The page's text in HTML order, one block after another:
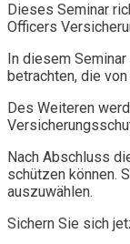
Dieses Seminar
Officers
In diesem
betrachten, die
Des Weiteren
Nach Abschluss
schützen können.
auszuwählen.
Sichern Sie sich